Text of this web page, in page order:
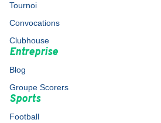
Tournoi
Convocations
Clubhouse
Entreprise
Blog
Groupe Scorers
Sports
Football